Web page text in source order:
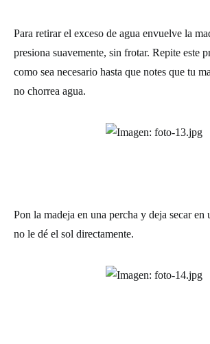
Para retirar el exceso de agua envuelve la
presiona suavemente, sin frotar. Repite este
como sea necesario hasta que notes que tu
no chorrea agua.
Pon la madeja en una percha y deja secar en
no le dé el sol directamente.